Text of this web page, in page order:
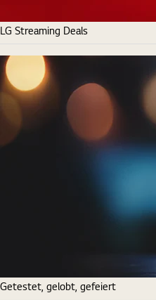
LG Streaming Deals
Getestet, gelobt, gefeiert